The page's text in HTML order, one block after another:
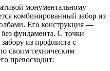
монументальному
комбинированный забор из
Его конструкция —
фундамента. С точки
из профлиста с
своим техническим
превосходит: